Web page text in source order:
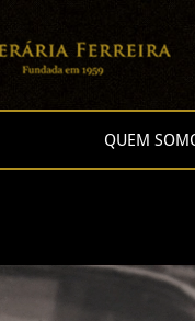
QUEM